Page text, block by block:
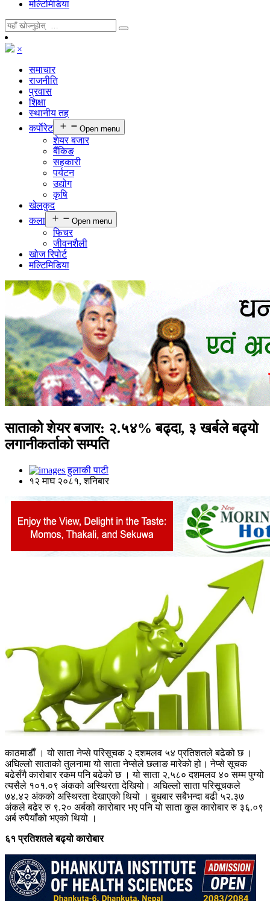
मल्टिमिडिया
×
समाचार
राजनीति
प्रवास
शिक्षा
स्थानीय तह
कर्पाेरेट
Open menu
शेयर बजार
बैंकिङ
सहकारी
पर्यटन
उद्योग
कृषि
खेलकुद
कला
Open menu
फिचर
जीवनशैली
खोज रिपोर्ट
मल्टिमिडिया
साताको शेयर बजार: २.५४% बढ्दा, ३ खर्बले बढ्यो
लगानीकर्ताको सम्पति
हुलाकी पाटी
१२ माघ २०८१, शनिबार
काठमाडाैँ । यो साता नेप्से परिसूचक २ दशमलव ५४ प्रतिशतले बढेको छ ।
अघिल्लो साताको तुलनामा यो साता नेप्सेले छलाङ मारेको हो। नेप्से सूचक
बढेसँगै कारोबार रकम पनि बढेको छ । यो साता २,५८० दशमलव ४० सम्म पुग्यो
त्यसैले १०१.०९ अंकको अस्थिरता देखियो। अघिल्लो साता परिसूचकले
७४.४२ अंकको अस्थिरता देखाएको थियो । बुधबार सबैभन्दा बढी ५२.३७
अंकले बढेर रु ९.२० अर्बको कारोबार भए पनि यो साता कुल कारोबार रु ३६.०९
अर्ब रुपैयाँको भएको थियो ।
६१ प्रतिशतले बढ्यो कारोबार